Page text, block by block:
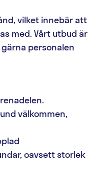
vilket innebär att
med. Vårt utbud är
gärna personalen
välkommen,
oavsett storlek